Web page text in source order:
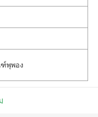
พุพอง